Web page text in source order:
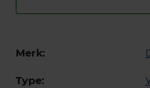
Merk:
Type: